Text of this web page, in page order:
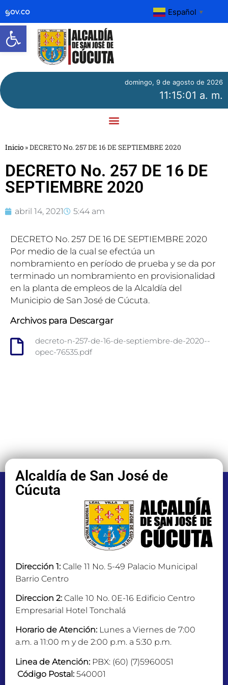
Abrir barra de herramientas
Español ▼
domingo, 9 de agosto de 2026
11:15:01 a. m.
Inicio »DECRETO No. 257 DE 16 DE SEPTIEMBRE 2020
DECRETO No. 257 DE 16 DE
SEPTIEMBRE 2020
abril 14, 2021 5:44 am
DECRETO No. 257 DE 16 DE SEPTIEMBRE 2020
Por medio de la cual se efectúa un
nombramiento en período de prueba y se da por
terminado un nombramiento en provisionalidad
en la planta de empleos de la Alcaldía del
Municipio de San José de Cúcuta.
Archivos para Descargar
decreto-n-257-de-16-de-septiembre-de-2020--
opec-76535.pdf
Alcaldía de San José de
Cúcuta
Dirección 1: Calle 11 No. 5-49 Palacio Municipal
Barrio Centro
Direccion 2: Calle 10 No. 0E-16 Edificio Centro
Empresarial Hotel Tonchalá
Horario de Atención: Lunes a Viernes de 7:00
a.m. a 11:00 m y de 2:00 p.m. a 5:30 p.m.
Linea de Atención: PBX: (60) (7)5960051
Código Postal: 540001